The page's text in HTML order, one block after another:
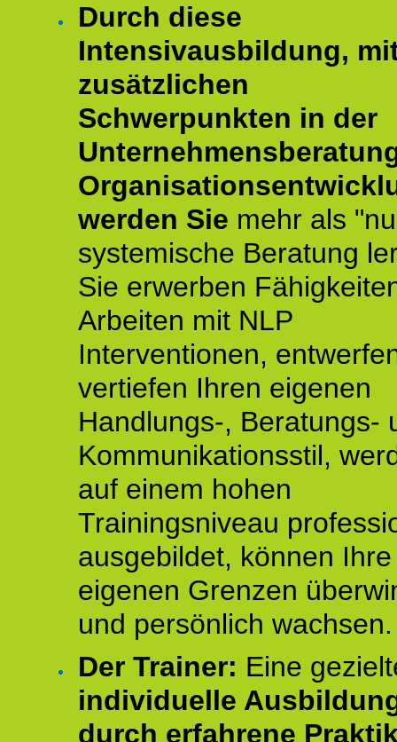
Durch diese
Intensivausbildung,
zusätzlichen
Schwerpunkten in der
werden Sie mehr als
systemische Beratung
Sie erwerben
Arbeiten mit NLP
Interventionen,
vertiefen Ihren eigenen
Handlungs-, Beratungs-
Kommunikationsstil,
auf einem hohen
Trainingsniveau
ausgebildet, können Ihre
eigenen Grenzen
und persönlich wachsen.
Der Trainer: Eine
individuelle
durch erfahrene